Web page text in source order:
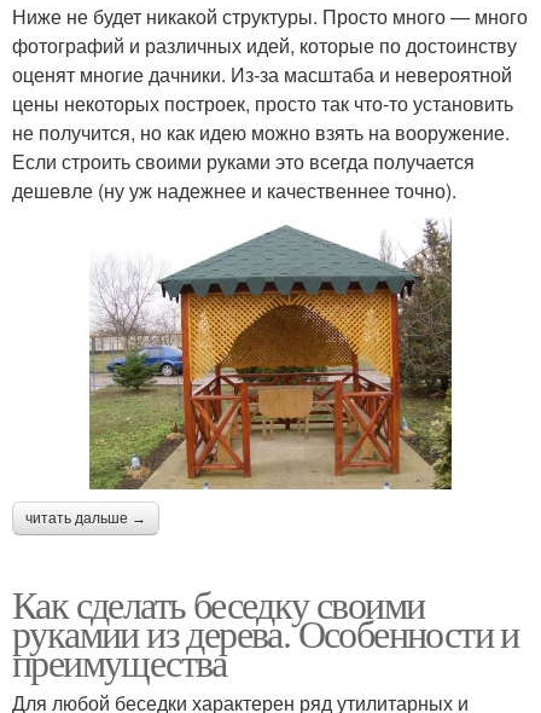
Ниже не будет никакой структуры. Просто много — много
фотографий и различных идей, которые по достоинству
оценят многие дачники. Из-за масштаба и невероятной
цены некоторых построек, просто так что-то установить
не получится, но как идею можно взять на вооружение.
Если строить своими руками это всегда получается
дешевле (ну уж надежнее и качественнее точно).
читать дальше →
Как сделать беседку своими
рукамии из дерева. Особенности и
преимущества
Для любой беседки характерен ряд утилитарных и